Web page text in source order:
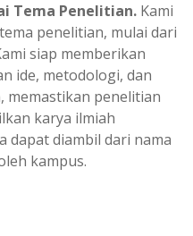
Tema Penelitian. Kami
penelitian, mulai dari
siap memberikan
ide, metodologi, dan
memastikan penelitian
karya ilmiah
dapat diambil dari nama
kampus.